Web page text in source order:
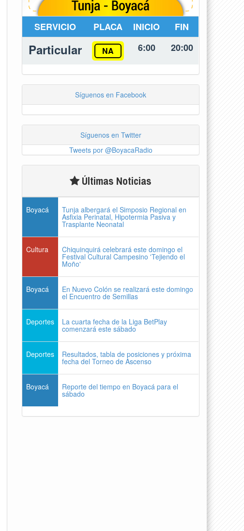
SERVICIO PLACA INICIO FIN
Particular NA 6:00 20:00
Síguenos en Facebook
Síguenos en Twitter
Tweets por @BoyacaRadio
Últimas Noticias
Boyacá Tunja albergará el Simposio Regional en
Asfixia Perinatal, Hipotermia Pasiva y
Trasplante Neonatal
Cultura Chiquinquirá celebrará este domingo el
Festival Cultural Campesino 'Tejiendo el
Moño'
Boyacá En Nuevo Colón se realizará este domingo
el Encuentro de Semillas
Deportes La cuarta fecha de la Liga BetPlay
comenzará este sábado
Deportes Resultados, tabla de posiciones y próxima
fecha del Torneo de Ascenso
Boyacá Reporte del tiempo en Boyacá para el
sábado